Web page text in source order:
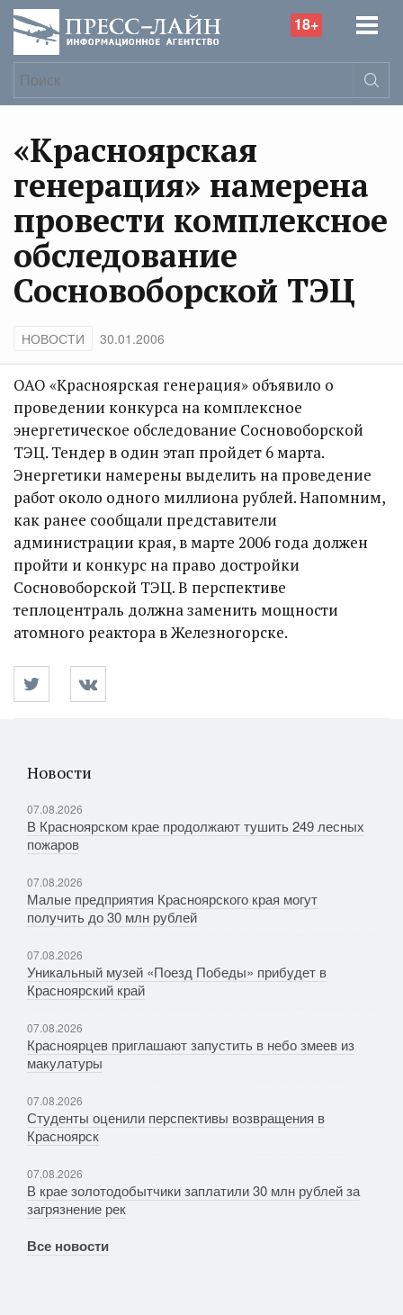
18+
«Красноярская
генерация» намерена
провести комплексное
обследование
Сосновоборской ТЭЦ
НОВОСТИ 30.01.2006
ОАО «Красноярская генерация» объявило о
проведении конкурса на комплексное
энергетическое обследование Сосновоборской
ТЭЦ. Тендер в один этап пройдет 6 марта.
Энергетики намерены выделить на проведение
работ около одного миллиона рублей. Напомним,
как ранее сообщали представители
администрации края, в марте 2006 года должен
пройти и конкурс на право достройки
Сосновоборской ТЭЦ. В перспективе
теплоцентраль должна заменить мощности
атомного реактора в Железногорске.
Новости
07.08.2026
В Красноярском крае продолжают тушить 249 лесных
пожаров
07.08.2026
Малые предприятия Красноярского края могут
получить до 30 млн рублей
07.08.2026
Уникальный музей «Поезд Победы» прибудет в
Красноярский край
07.08.2026
Красноярцев приглашают запустить в небо змеев из
макулатуры
07.08.2026
Студенты оценили перспективы возвращения в
Красноярск
07.08.2026
В крае золотодобытчики заплатили 30 млн рублей за
загрязнение рек
Все новости